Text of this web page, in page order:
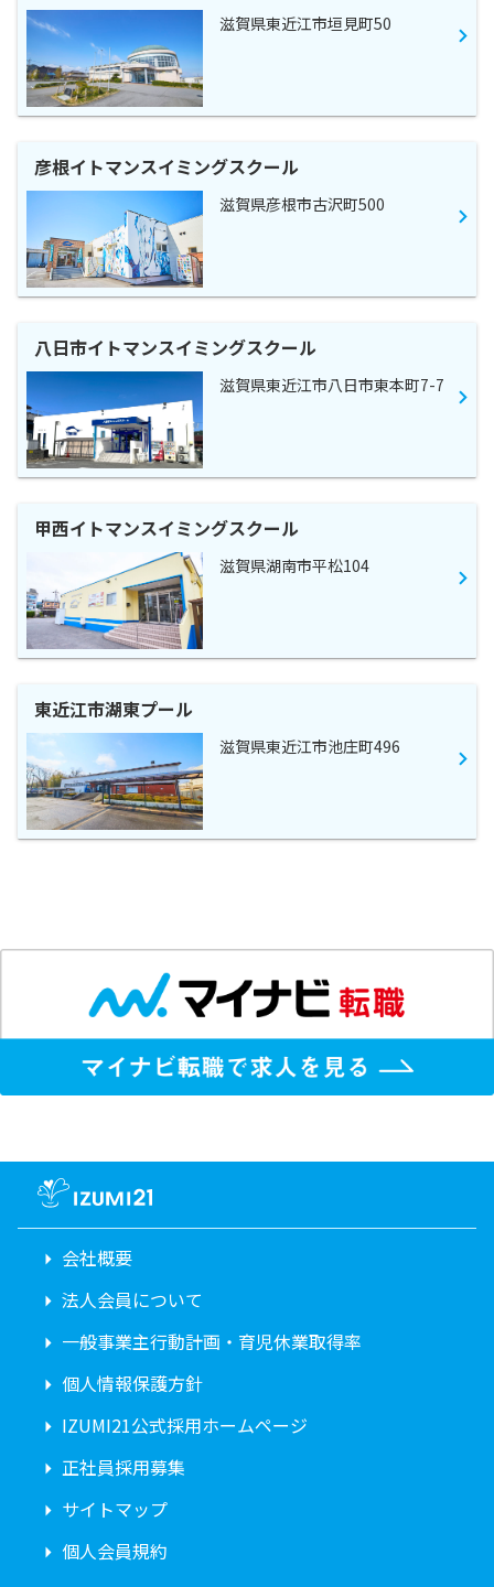
滋賀県東近江市垣見町50
彦根イトマンスイミングスクール
滋賀県彦根市古沢町500
八日市イトマンスイミングスクール
滋賀県東近江市八日市東本町7-7
甲西イトマンスイミングスクール
滋賀県湖南市平松104
東近江市湖東プール
滋賀県東近江市池庄町496
会社概要
法人会員について
一般事業主行動計画・育児休業取得率
個人情報保護方針
IZUMI21公式採用ホームページ
正社員採用募集
サイトマップ
個人会員規約